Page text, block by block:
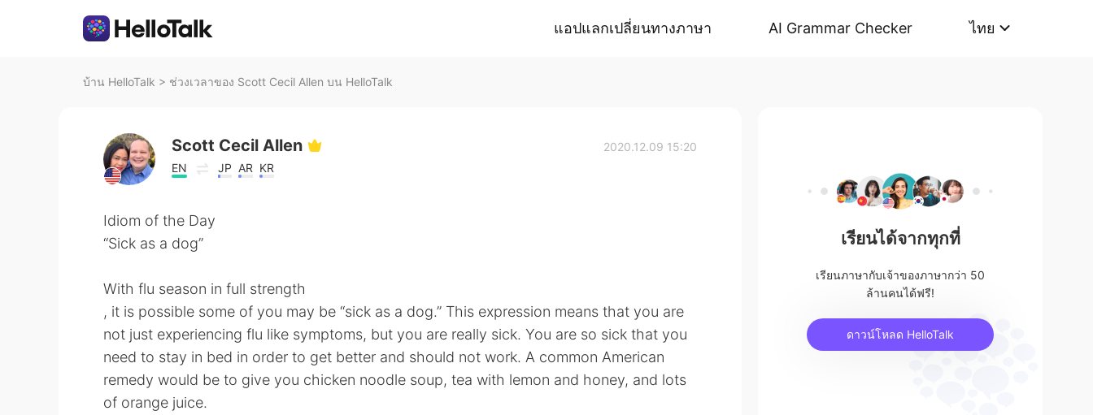
แอปแลกเปลี่ยนทางภาษา AI Grammar Checker ไทย
บ้าน HelloTalk > ช่วงเวลาของ Scott Cecil Allen บน HelloTalk
Scott Cecil Allen
EN JP AR KR
2020.12.09 15:20
Idiom of the Day
“Sick as a dog”
With flu season in full strength
, it is possible some of you may be “sick as a dog.” This expression means that you are
not just experiencing flu like symptoms, but you are really sick. You are so sick that you
need to stay in bed in order to get better and should not work. A common American
remedy would be to give you chicken noodle soup, tea with lemon and honey, and lots
of orange juice.
เรียนได้จากทุกที่
เรียนภาษากับเจ้าของภาษากว่า 50
ล้านคนได้ฟรี!
ดาวน์โหลด HelloTalk